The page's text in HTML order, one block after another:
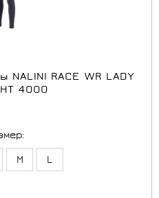
RACE WR LADY
4000
M L